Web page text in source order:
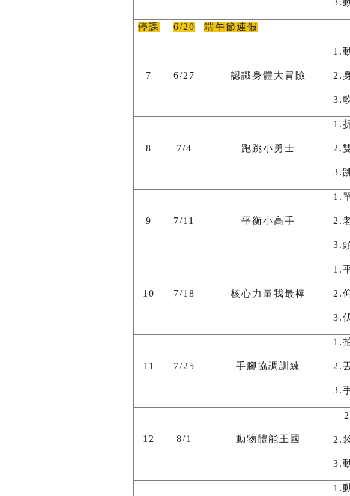
3.
停課 6/20 端午節連假
7 6/27 認識身體大冒險
1.
2.
3.
8 7/4 跑跳小勇士
1.
2.
3.
9 7/11 平衡小高手
1.
2.
3.
10 7/18 核心力量我最棒
1.
2.
3.
11 7/25 手腳協調訓練
1.
2.
3.
12 8/1 動物體能王國 2.
3.
1.